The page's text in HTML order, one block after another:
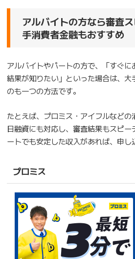
アルバイトの方なら審査
手消費者金融もおすすめ
アルバイトやパートの方で、「すぐ
結果が知りたい」といった場合は、大
のも一つの方法です。
たとえば、プロミス・アイフルなど
日融資にも対応し、審査結果もスピ
ートでも安定した収入があれば、申し
プロミス